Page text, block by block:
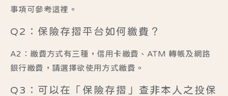
事項可參考這裡 。
Q2：保險存摺平台如何繳費？
A2：繳費方式有三種，信用卡繳費、ATM 轉帳及網路
銀行繳費，請選擇欲使用方式繳費。
Q3：可以在「保險存摺」查非本人之投保